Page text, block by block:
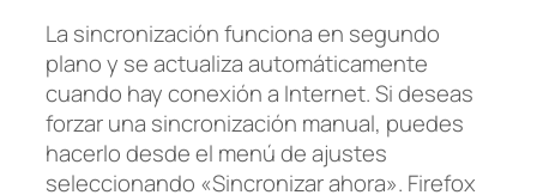
La sincronización funciona en segundo
plano y se actualiza automáticamente
cuando hay conexión a Internet. Si deseas
forzar una sincronización manual, puedes
hacerlo desde el menú de ajustes
seleccionando «Sincronizar ahora». Firefox